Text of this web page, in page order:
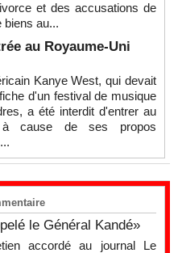
et des accusations de
biens au...
au Royaume-Uni
Kanye West, qui devait
d'un festival de musique
a été interdit d'entrer au
à cause de ses propos
le Général Kandé»
accordé au journal Le